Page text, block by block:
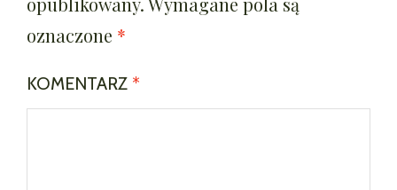
oznaczone *
KOMENTARZ *